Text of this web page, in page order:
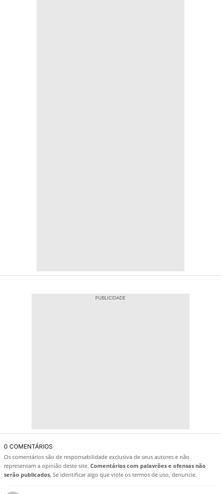
0 COMENTÁRIOS
Os comentários são de responsabilidade exclusiva de seus autores e não
representam a opinião deste site. Comentários com palavrões e ofensas não
serão publicados. Se identificar algo que viole os termos de uso, denuncie.